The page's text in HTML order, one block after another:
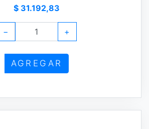
$ 31.192,83
− +
AGREGAR